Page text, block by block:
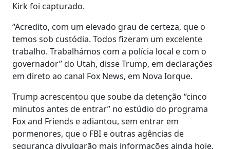
Kirk foi capturado.
“Acredito, com um elevado grau de certeza, que o
temos sob custódia. Todos fizeram um excelente
trabalho. Trabalhámos com a polícia local e com o
governador” do Utah, disse Trump, em declarações
em direto ao canal Fox News, em Nova Iorque.
Trump acrescentou que soube da detenção “cinco
minutos antes de entrar” no estúdio do programa
Fox and Friends e adiantou, sem entrar em
pormenores, que o FBI e outras agências de
segurança divulgarão mais informações ainda hoje.